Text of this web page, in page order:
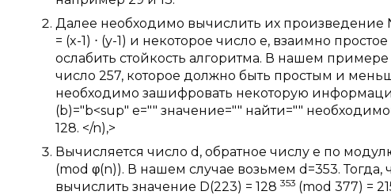
Далее необходимо вычислить их произведение
= (x-1) ⋅ (y-1) и некоторое число e, взаимно
ослабить стойкость алгоритма. В нашем примере
число 257, которое должно быть простым и
необходимо зашифровать некоторую
(b)="b<sup" e="" значение="" найти=""
128. </n),>
Вычисляется число d, обратное числу e по
(mod φ(n)). В нашем случае возьмем d=353.
вычислить значение D(223) = 128 353 (mod 377) =